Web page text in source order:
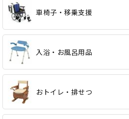
車椅子・移乗支援
入浴・お風呂用品
おトイレ・排せつ